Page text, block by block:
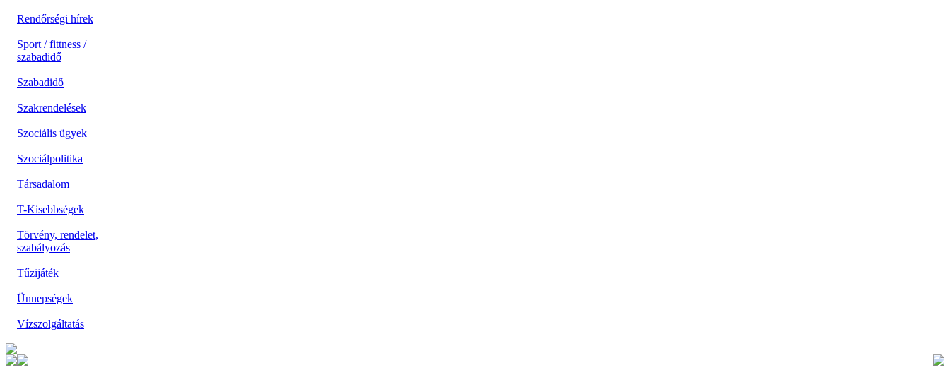
Rendőrségi hírek
Sport / fittness /
szabadidő
Szabadidő
Szakrendelések
Szociális ügyek
Szociálpolitika
Társadalom
T-Kisebbségek
Törvény, rendelet,
szabályozás
Tűzijáték
Ünnepségek
Vízszolgáltatás